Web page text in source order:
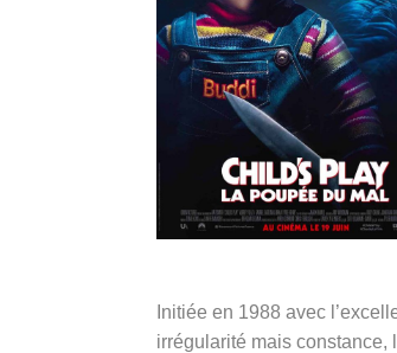
Initiée en 1988 avec
irrégularité mais constance,